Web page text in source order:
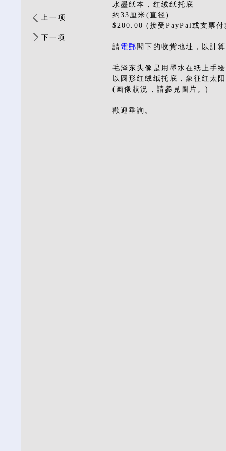
上一项
下一项
水墨纸本，红绒纸托底
约33厘米(直径)
$200.00 (接受PayPal或支票
請 電郵 閣下的收貨地址，以計
毛泽东头像是用墨水在纸上手
以圆形红绒纸托底，象征红太
(画像狀況，請參見圖片。)
歡迎垂詢。